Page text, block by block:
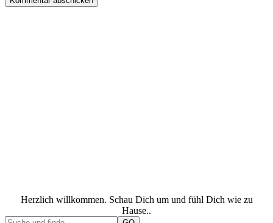
Herzlich willkommen. Schau Dich um und fühl Dich wie zu
Hause..